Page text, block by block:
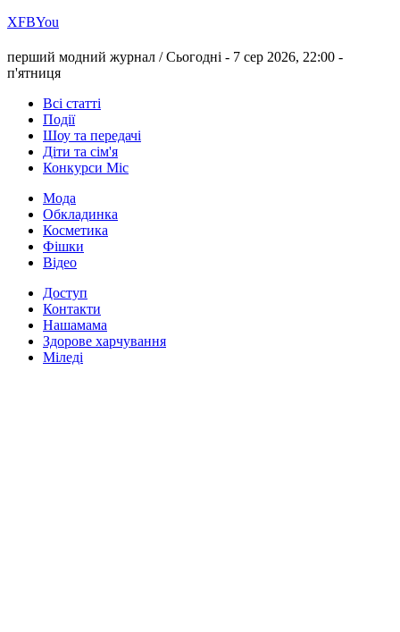
ХFBYou
перший модний журнал /Сьогодні - 7 сер 2026, 22:00 -
п'ятниця
Всі статті
Події
Шоу та передачі
Діти та сім'я
Конкурси Міс
Мода
Обкладинка
Косметика
Фішки
Відео
Доступ
Контакти
Нашамама
Здорове харчування
Міледі